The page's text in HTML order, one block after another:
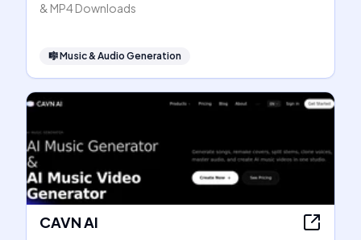
& MP4 Downloads
🎼Music & Audio Generation
CAVN AI